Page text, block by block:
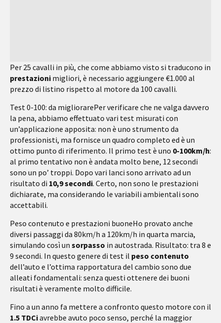
Per 25 cavalli in più, che come abbiamo visto si traducono in
prestazioni migliori, è necessario aggiungere €1.000 al
prezzo di listino rispetto al motore da 100 cavalli.
Test 0-100: da migliorarePer verificare che ne valga davvero
la pena, abbiamo effettuato vari test misurati con
un’applicazione apposita: non è uno strumento da
professionisti, ma fornisce un quadro completo ed è un
ottimo punto di riferimento. Il primo test è uno 0-100km/h:
al primo tentativo non è andata molto bene, 12 secondi
sono un po’ troppi. Dopo vari lanci sono arrivato ad un
risultato di 10,9 secondi. Certo, non sono le prestazioni
dichiarate, ma considerando le variabili ambientali sono
accettabili.
Peso contenuto e prestazioni buoneHo provato anche
diversi passaggi da 80km/h a 120km/h in quarta marcia,
simulando così un sorpasso in autostrada. Risultato: tra 8 e
9 secondi. In questo genere di test il peso contenuto
dell’auto e l’ottima rapportatura del cambio sono due
alleati fondamentali: senza questi ottenere dei buoni
risultati è veramente molto difficile.
Fino a un anno fa mettere a confronto questo motore con il
1.5 TDCiavrebbe avuto poco senso, perché la maggior